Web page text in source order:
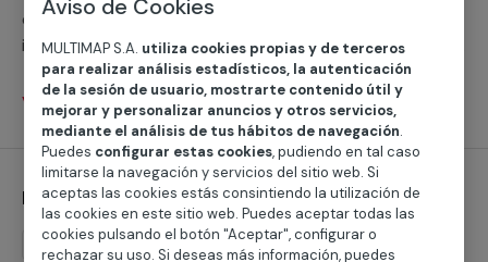
que realizan con garantías cualquier servicio de
impermeabilización con independencia de la superficie
o su estado, tanto se trata de tu hogar, negocio o
comunidad de vecinos.
Ver servicios
Impermeabilización de paredes
Reforma
Aviso de Cookies
MULTIMAP S.A. utiliza cookies propias y de terceros
para realizar análisis estadísticos, la autenticación
de la sesión de usuario, mostrarte contenido útil y
mejorar y personalizar anuncios y otros servicios,
mediante el análisis de tus hábitos de navegación.
Puedes configurar estas cookies, pudiendo en tal caso
limitarse la navegación y servicios del sitio web. Si
aceptas las cookies estás consintiendo la utilización de
las cookies en este sitio web. Puedes aceptar todas las
cookies pulsando el botón "Aceptar", configurar o
rechazar su uso. Si deseas más información, puedes